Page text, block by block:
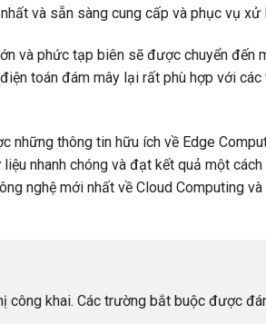
và sẵn sàng cung cấp và phục vụ
và phức tạp biên sẽ được chuyển đến
toán đám mây lại rất phù hợp với
những thông tin hữu ích về Edge
nhanh chóng và đạt kết quả một
nghệ mới nhất về Cloud Computing
công khai. Các trường bắt buộc được